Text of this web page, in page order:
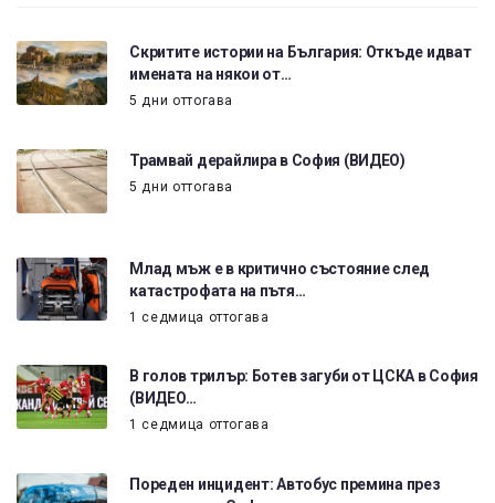
Скритите истории на България: Откъде идват
имената на някои от…
5 дни оттогава
Трамвай дерайлира в София (ВИДЕО)
5 дни оттогава
Млад мъж е в критично състояние след
катастрофата на пътя…
1 седмица оттогава
В голов трилър: Ботев загуби от ЦСКА в София
(ВИДЕО…
1 седмица оттогава
Пореден инцидент: Автобус премина през